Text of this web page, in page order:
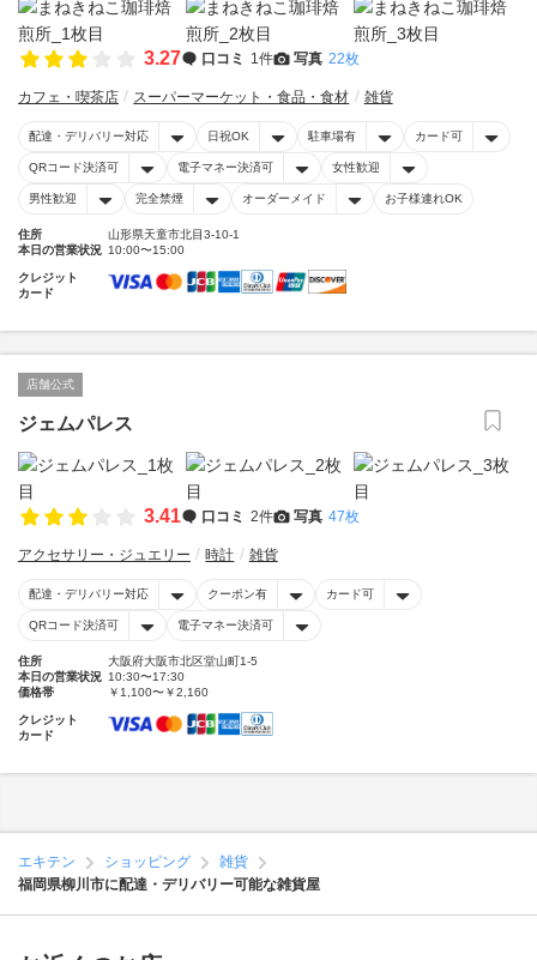
3.27 口コミ 1件 写真 22枚
カフェ・喫茶店 スーパーマーケット・食品・食材 雑貨
配達・デリバリー対応 日祝OK 駐車場有 カード可
QRコード決済可 電子マネー決済可 女性歓迎
男性歓迎 完全禁煙 オーダーメイド お子様連れOK
住所
山形県天童市北目3-10-1
本日の営業状況 10:00〜15:00
クレジット
カード
店舗公式
ジェムパレス
3.41 口コミ 2件 写真 47枚
アクセサリー・ジュエリー 時計 雑貨
配達・デリバリー対応 クーポン有 カード可
QRコード決済可 電子マネー決済可
住所
大阪府大阪市北区堂山町1-5
本日の営業状況 10:30〜17:30
価格帯
￥1,100〜￥2,160
クレジット
カード
エキテン ショッピング
雑貨
福岡県柳川市に配達・デリバリー可能な雑貨屋